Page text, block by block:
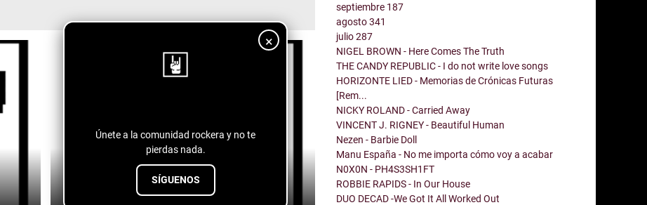
×
Únete a la comunidad rockera y no te
pierdas nada.
SÍGUENOS
Yari M - Tiempo
July 11, 2026
septiembre 187
agosto341
julio287
NIGEL BROWN - Here Comes The Truth
THE CANDY REPUBLIC - I do not write love songs
HORIZONTE LIED - Memorias de Crónicas Futuras
[Rem...
NICKY ROLAND - Carried Away
VINCENT J. RIGNEY - Beautiful Human
Nezen - Barbie Doll
Manu España - No me importa cómo voy a acabar
N0X0N - PH4S3SH1FT
ROBBIE RAPIDS - In Our House
DUO DECAD -We Got It All Worked Out